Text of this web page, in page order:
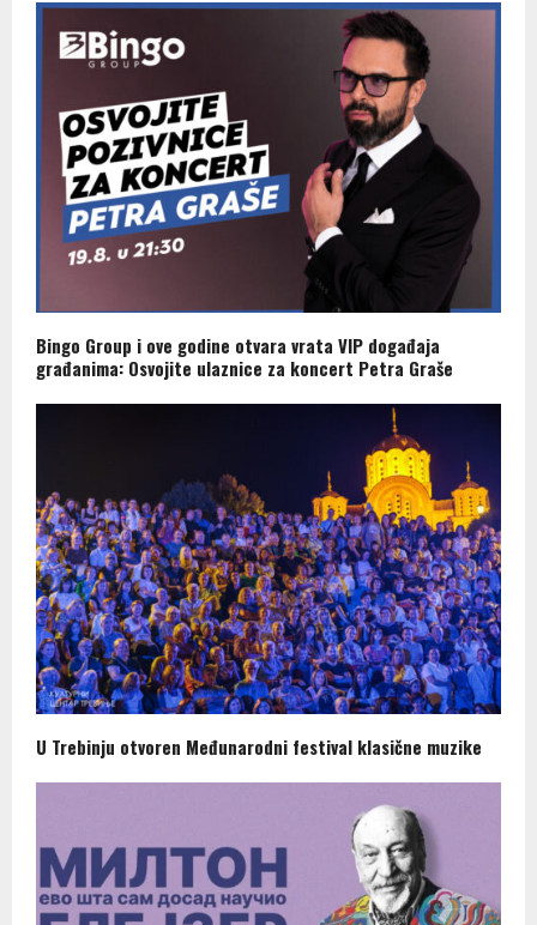
Bingo Group i ove godine otvara vrata VIP događaja
građanima: Osvojite ulaznice za koncert Petra Graše
U Trebinju otvoren Međunarodni festival klasične muzike